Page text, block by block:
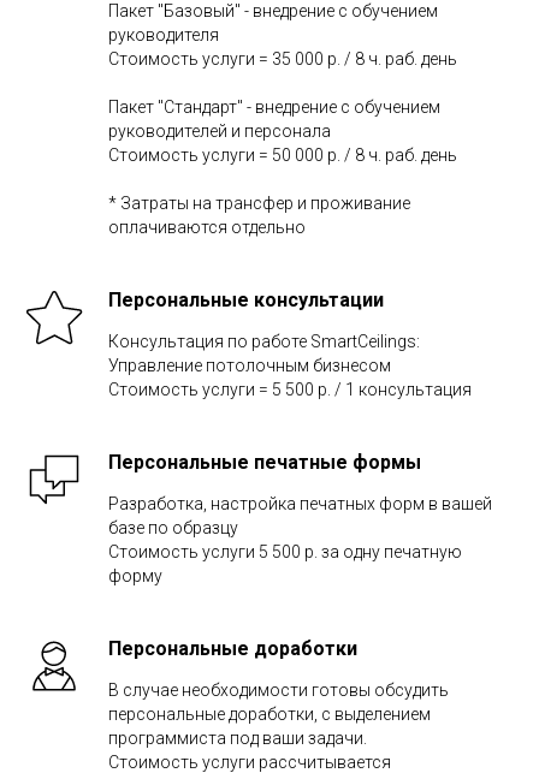
Пакет "Базовый" - внедрение с обучением
руководителя
Стоимость услуги = 35 000 р. / 8 ч. раб. день
Пакет "Стандарт" - внедрение с обучением
руководителей и персонала
Стоимость услуги = 50 000 р. / 8 ч. раб. день
* Затраты на трансфер и проживание
оплачиваются отдельно
Персональные консультации
Консультация по работе SmartCeilings:
Управление потолочным бизнесом
Стоимость услуги = 5 500 р. / 1 консультация
Персональные печатные формы
Разработка, настройка печатных форм в вашей
базе по образцу
Стоимость услуги 5 500 р. за одну печатную
форму
Персональные доработки
В случае необходимости готовы обсудить
персональные доработки, с выделением
программиста под ваши задачи.
Стоимость услуги рассчитывается